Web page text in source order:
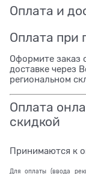
Оплата и
Оплата при
Оформите заказ
доставке через
региональном
Оплата
скидкой
Принимаются к
Для оплаты (ввода